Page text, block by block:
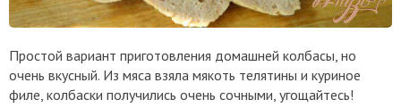
Простой вариант приготовления домашней колбасы, но
очень вкусный. Из мяса взяла мякоть телятины и куриное
филе, колбаски получились очень сочными, угощайтесь!